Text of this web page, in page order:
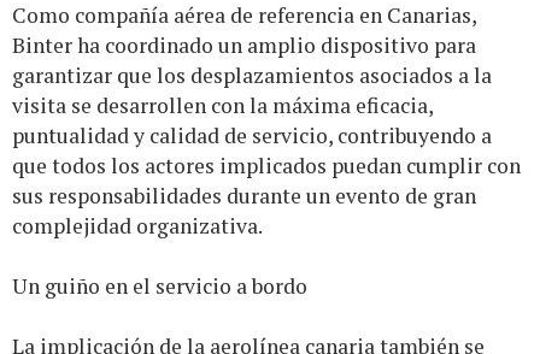
Como compañía aérea de referencia en Canarias,
Binter ha coordinado un amplio dispositivo para
garantizar que los desplazamientos asociados a la
visita se desarrollen con la máxima eficacia,
puntualidad y calidad de servicio, contribuyendo a
que todos los actores implicados puedan cumplir con
sus responsabilidades durante un evento de gran
complejidad organizativa.
Un guiño en el servicio a bordo
La implicación de la aerolínea canaria también se